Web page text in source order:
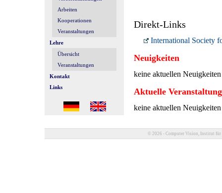
Direkt-Links
International Society
Neuigkeiten
keine aktuellen
Aktuelle
keine aktuellen Neuigkeiten
Arbeiten
Kooperationen
Veranstaltungen
Lehre
Übersicht
Veranstaltungen
Kontakt
Links
© 2026 - Computer Vision, Institut